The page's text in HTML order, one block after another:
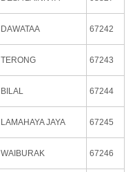
DAWATAA 67242
TERONG 67243
BILAL 67244
LAMAHAYA JAYA 67245
WAIBURAK 67246